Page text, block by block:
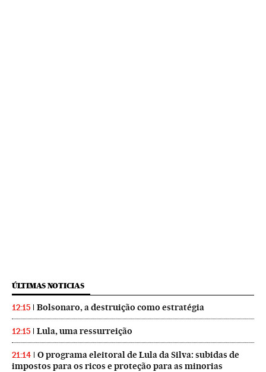
ÚLTIMAS NOTICIAS
12:15 Bolsonaro, a destruição como estratégia
12:15 Lula, uma ressurreição
21:14
O programa eleitoral de Lula da Silva: subidas de
impostos para os ricos e proteção para as minorias